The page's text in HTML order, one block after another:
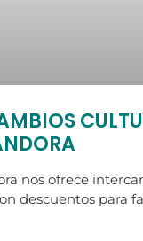
nos ofrece
descuentos para